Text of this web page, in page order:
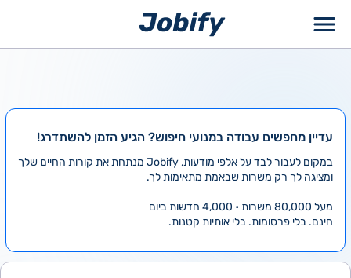
עדיין מחפשים עבודה במנועי חיפוש? הגיע הזמן להשתדרג!
במקום לעבור לבד על אלפי מודעות, Jobify מנתחת את קורות החיים שלך
ומציגה לך רק משרות שבאמת מתאימות לך.
מעל 80,000 משרות • 4,000 חדשות ביום
חינם. בלי פרסומות. בלי אותיות קטנות.